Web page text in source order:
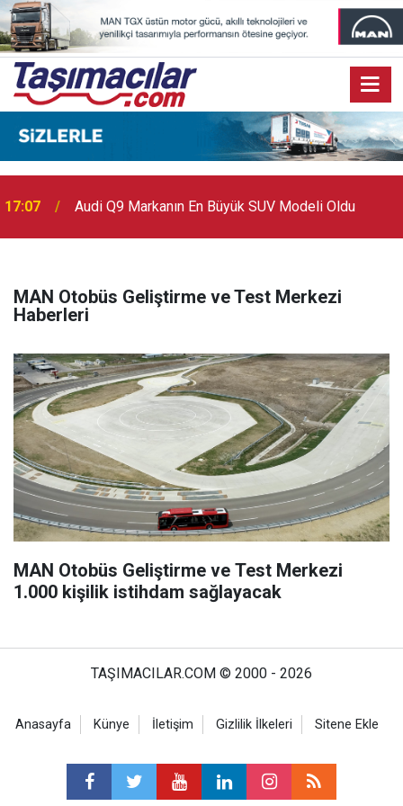
17:07 Audi Q9 Markanın En Büyük SUV Modeli Oldu
MAN Otobüs Geliştirme ve Test Merkezi
Haberleri
MAN Otobüs Geliştirme ve Test Merkezi
1.000 kişilik istihdam sağlayacak
TAŞIMACILAR.COM © 2000 - 2026
Anasayfa Künye İletişim Gizlilik İlkeleri Sitene Ekle